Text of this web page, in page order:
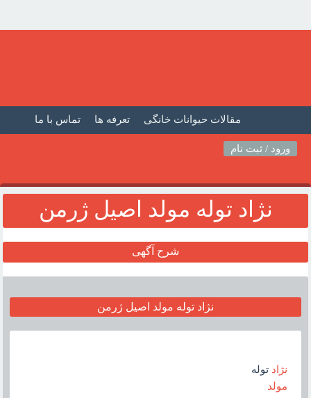
تماس با ما تعرفه ها مقالات حیوانات خانگی
صفحه اصلی
ورود / ثبت نام
نژاد توله مولد اصيل ژرمن
شرح آگهی
نژاد توله مولد اصيل ژرمن
نژاد توله
مولد